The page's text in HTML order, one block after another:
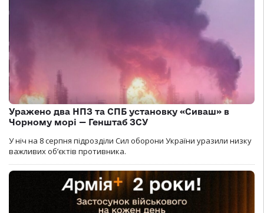
Уражено два НПЗ та СПБ установку «Сиваш» в
Чорному морі — Генштаб ЗСУ
У ніч на 8 серпня підрозділи Сил оборони України уразили низку
важливих об’єктів противника.